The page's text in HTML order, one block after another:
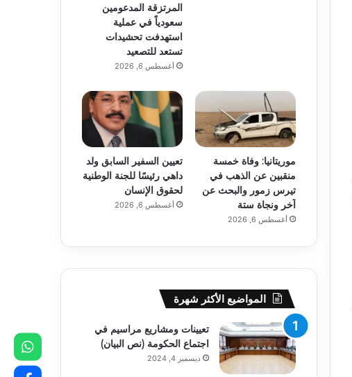
المرتزقة المدعومين
سعودياً في عملية
استهدفت تحشيدات
تستعد للتصعيد
أغسطس 6, 2026
موريتانيا: وفاة خمسة
منقبين عن الذهب في
تيرس زمور والبحث عن
آخر ونجاة ستة
أغسطس 6, 2026
تعيين السفير السابق ولد
داهي رئيسًا للجنة الوطنية
لحقوق الإنسان
أغسطس 6, 2026
المواضيع الأكثر شهرة
تعيينات ومشاريع مراسيم في
اجتماع الحكومة (نص البيان)
ديسمبر 4, 2024